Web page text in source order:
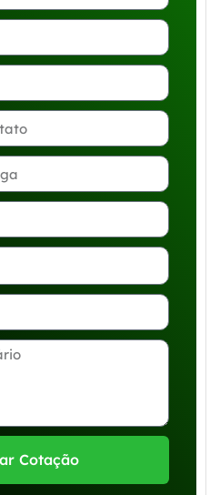
Cotação